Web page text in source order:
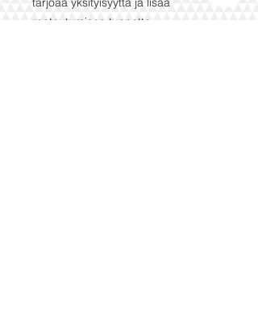
rentoutumisen tunnetta.